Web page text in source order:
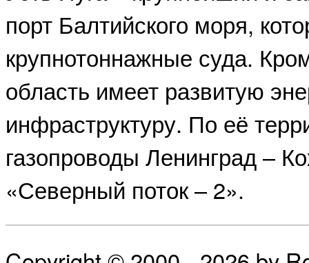
порт Балтийского моря,
крупнотоннажные суда.
область имеет развитую
инфраструктуру. По её
газопроводы Ленинград –
«Северный поток – 2».